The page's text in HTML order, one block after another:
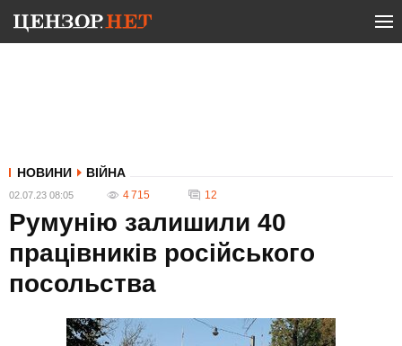
НОВИНИ ВІЙНА
02.07.23 08:05 4 715 12
Румунію залишили 40
працівників російського
посольства